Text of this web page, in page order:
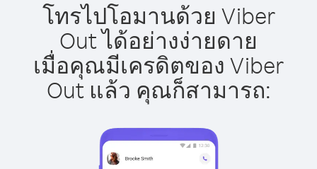
โทรไปโอมานด้วย Viber
Out ได้อย่างง่ายดาย
เมื่อคุณมีเครดิตของ Viber
Out แล้ว คุณก็สามารถ: